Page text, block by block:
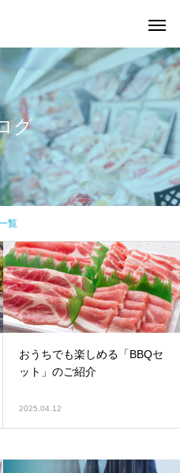
やろうぜ！BBQ
ポークマイスター
COMPANY
大府店・東海店 営業
のお知らせ
グ
覧
おうちでも楽しめる「BBQセ
ット」のご紹介
2025.04.12